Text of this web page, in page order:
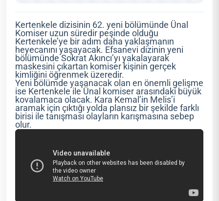
Kertenkele dizisinin 62. yeni bölümünde Ünal
Komiser uzun süredir peşinde olduğu
Kertenkele’ye bir adım daha yaklaşmanın
heyecanını yaşayacak. Efsanevi dizinin yeni
bölümünde Sokrat Akıncı’yı yakalayarak
maskesini çıkartan komiser kişinin gerçek
kimliğini öğrenmek üzeredir.
Yeni bölümde yaşanacak olan en önemli gelişme
ise Kertenkele ile Ünal komiser arasındaki büyük
kovalamaca olacak. Kara Kemal’in Melis’i
aramak için çıktığı yolda plansız bir şekilde farklı
birisi ile tanışması olayların karışmasına sebep
olur.